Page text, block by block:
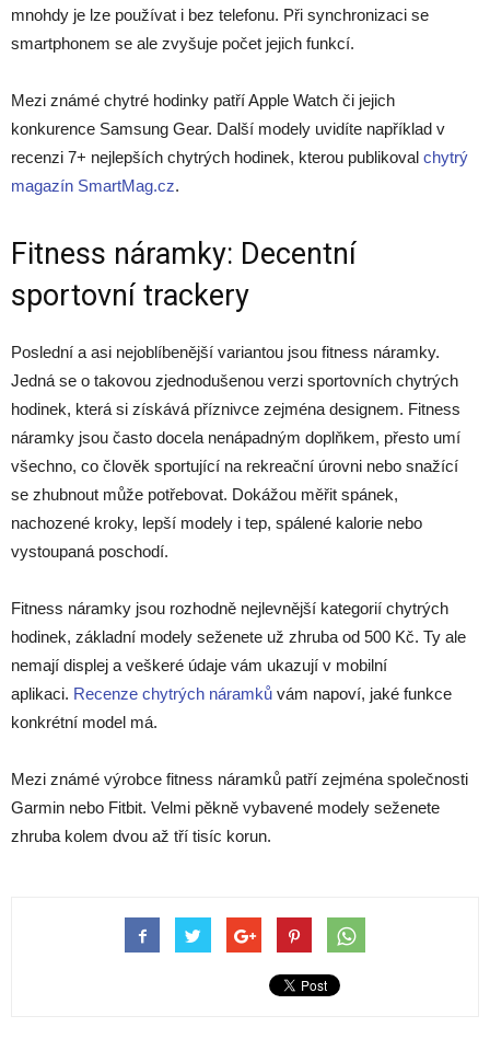
mnohdy je lze používat i bez telefonu. Při synchronizaci se
smartphonem se ale zvyšuje počet jejich funkcí.
Mezi známé chytré hodinky patří Apple Watch či jejich
konkurence Samsung Gear. Další modely uvidíte například v
recenzi 7+ nejlepších chytrých hodinek, kterou publikoval chytrý
magazín SmartMag.cz.
Fitness náramky: Decentní
sportovní trackery
Poslední a asi nejoblíbenější variantou jsou fitness náramky.
Jedná se o takovou zjednodušenou verzi sportovních chytrých
hodinek, která si získává příznivce zejména designem. Fitness
náramky jsou často docela nenápadným doplňkem, přesto umí
všechno, co člověk sportující na rekreační úrovni nebo snažící
se zhubnout může potřebovat. Dokážou měřit spánek,
nachozené kroky, lepší modely i tep, spálené kalorie nebo
vystoupaná poschodí.
Fitness náramky jsou rozhodně nejlevnější kategorií chytrých
hodinek, základní modely seženete už zhruba od 500 Kč. Ty ale
nemají displej a veškeré údaje vám ukazují v mobilní
aplikaci. Recenze chytrých náramků vám napoví, jaké funkce
konkrétní model má.
Mezi známé výrobce fitness náramků patří zejména společnosti
Garmin nebo Fitbit. Velmi pěkně vybavené modely seženete
zhruba kolem dvou až tří tisíc korun.